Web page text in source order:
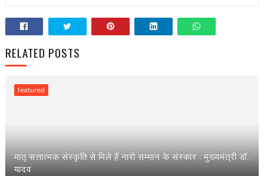
RELATED POSTS
featured
मातृ सत्तात्मक संस्कृति से मिले हैं नारी सम्मान के संस्कार : मुख्यमंत्री डॉ.
यादव